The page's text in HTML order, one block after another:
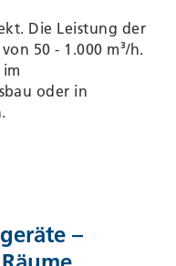
Die Leistung der
50 - 1.000 m³/h.
oder in
–